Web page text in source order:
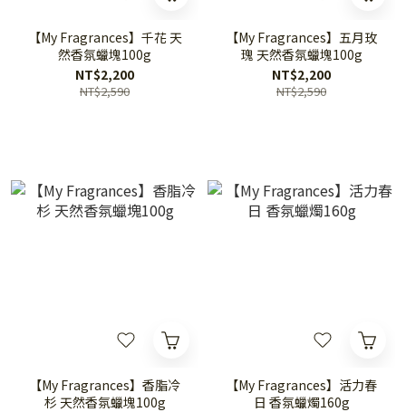
【My Fragrances】千花 天
然香氛蠟塊100g
NT$2,200
NT$2,590
【My Fragrances】五月玫
瑰 天然香氛蠟塊100g
NT$2,200
NT$2,590
【My Fragrances】香脂冷
杉 天然香氛蠟塊100g
【My Fragrances】活力春
日 香氛蠟燭160g